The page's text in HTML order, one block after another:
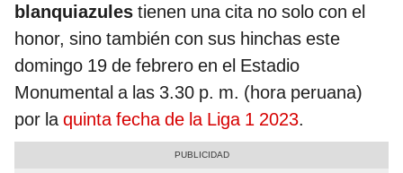
blanquiazules tienen una cita no solo con el
honor, sino también con sus hinchas este
domingo 19 de febrero en el Estadio
Monumental a las 3.30 p. m. (hora peruana)
por laquinta fecha de la Liga 1 2023.